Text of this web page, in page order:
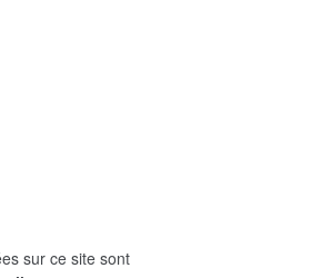
sur ce site sont